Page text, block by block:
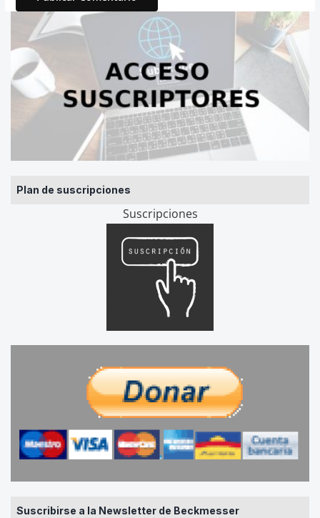
Plan de suscripciones
Suscripciones
Suscribirse a la Newsletter de Beckmesser